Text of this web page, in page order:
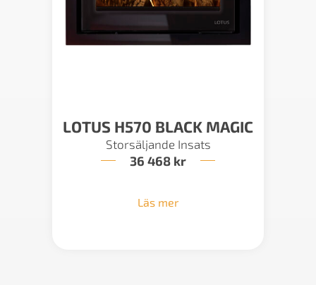
LOTUS H570 BLACK MAGIC
Storsäljande Insats
36 468 kr
Läs mer